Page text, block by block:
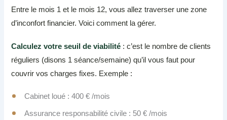
Entre le mois 1 et le mois 12, vous allez traverser une zone
d’inconfort financier. Voici comment la gérer.
Calculez votre seuil de viabilité : c’est le nombre de clients
réguliers (disons 1 séance/semaine) qu’il vous faut pour
couvrir vos charges fixes. Exemple :
Cabinet loué : 400 € /mois
Assurance responsabilité civile : 50 € /mois